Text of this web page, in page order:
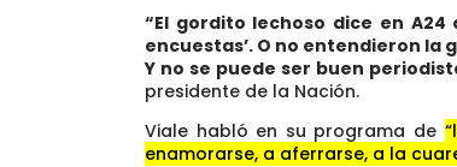
“El gordito lechoso dice en
encuestas’. O no entendieron la
Y no se puede ser buen
presidente de la Nación.
Viale habló en su programa de
enamorarse, a aferrarse, a la